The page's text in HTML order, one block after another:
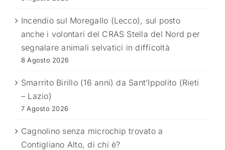
Incendio sul Moregallo (Lecco), sul posto
anche i volontari del CRAS Stella del Nord per
segnalare animali selvatici in difficoltà
8 Agosto 2026
Smarrito Birillo (16 anni) da Sant’Ippolito (Rieti
– Lazio)
7 Agosto 2026
Cagnolino senza microchip trovato a
Contigliano Alto, di chi è?